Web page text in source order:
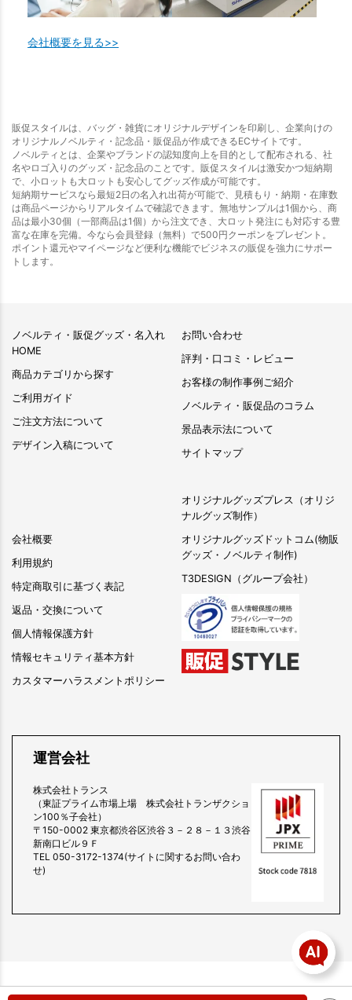
会社概要を見る>>
販促スタイルは、バッグ・雑貨にオリジナルデザインを印刷し、企業向けの
オリジナルノベルティ・記念品・販促品が作成できるECサイトです。
ノベルティとは、企業やブランドの認知度向上を目的として配布される、社
名やロゴ入りのグッズ・記念品のことです。販促スタイルは激安かつ短納期
で、小ロットも大ロットも安心してグッズ作成が可能です。
短納期サービスなら最短2日の名入れ出荷が可能で、見積もり・納期・在庫数
は商品ページからリアルタイムで確認できます。無地サンプルは1個から、商
品は最小30個（一部商品は1個）から注文でき、大ロット発注にも対応する豊
富な在庫を完備。今なら会員登録（無料）で500円クーポンをプレゼント。
ポイント還元やマイページなど便利な機能でビジネスの販促を強力にサポー
トします。
ノベルティ・販促グッズ・名入れ
HOME
商品カテゴリから探す
ご利用ガイド
ご注文方法について
デザイン入稿について
会社概要
利用規約
特定商取引に基づく表記
返品・交換について
個人情報保護方針
情報セキュリティ基本方針
カスタマーハラスメントポリシー
お問い合わせ
評判・口コミ・レビュー
お客様の制作事例ご紹介
ノベルティ・販促品のコラム
景品表示法について
サイトマップ
オリジナルグッズプレス（オリジ
ナルグッズ制作）
オリジナルグッズドットコム(物販
グッズ・ノベルティ制作)
T3DESIGN（グループ会社）
運営会社
株式会社トランス
（東証プライム市場上場 株式会社トランザクショ
ン100％子会社）
〒150-0002 東京都渋谷区渋谷３－２８－１３渋谷
新南口ビル９Ｆ
TEL 050-3172-1374(サイトに関するお問い合わ
せ)